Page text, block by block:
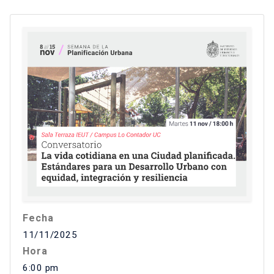
Fecha
11/11/2025
Hora
6:00 pm